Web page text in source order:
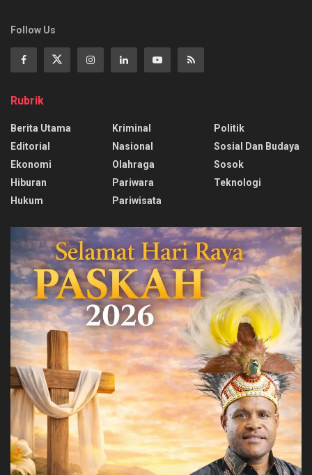
Follow Us
Rubrik
Berita Utama
Editorial
Ekonomi
Hiburan
Hukum
Kriminal
Nasional
Olahraga
Pariwara
Pariwisata
Politik
Sosial Dan Budaya
Sosok
Teknologi